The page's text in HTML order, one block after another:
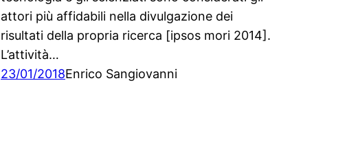
attori più affidabili nella divulgazione dei
risultati della propria ricerca [ipsos mori 2014].
L’attività…
23/01/2018Enrico Sangiovanni